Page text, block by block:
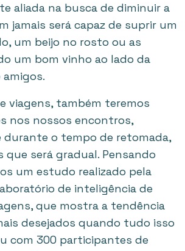
aliada na busca de diminuir a
jamais será capaz de suprir um
um beijo no rosto ou as
um bom vinho ao lado da
viagens, também teremos
nos nossos encontros,
durante o tempo de retomada,
que será gradual. Pensando
um estudo realizado pela
de inteligência de
que mostra a tendência
desejados quando tudo isso
com 300 participantes de